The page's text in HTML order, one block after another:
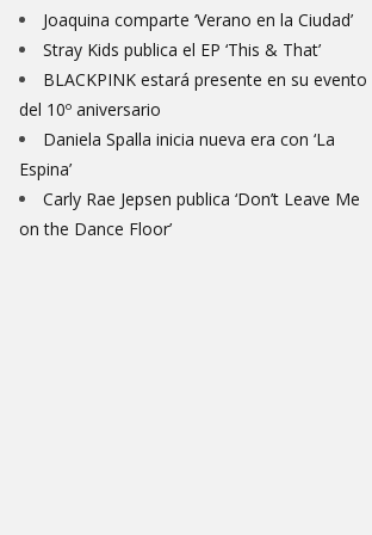
Joaquina comparte ‘Verano en la Ciudad’
Stray Kids publica el EP ‘This & That’
BLACKPINK estará presente en su evento
del 10º aniversario
Daniela Spalla inicia nueva era con ‘La
Espina’
Carly Rae Jepsen publica ‘Don’t Leave Me
on the Dance Floor’